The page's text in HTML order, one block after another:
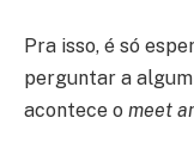
Pra isso, é só
perguntar a
acontece o meet